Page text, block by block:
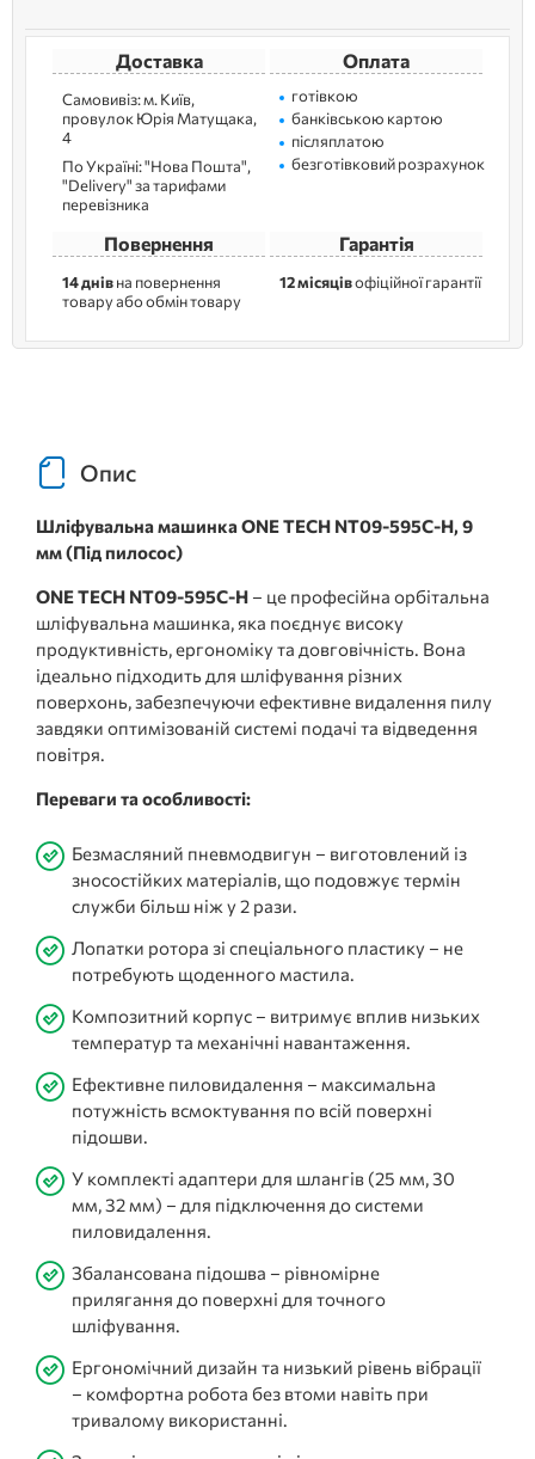
Доставка
Самовивіз: м. Kиїв,
провулок Юрія Матущака,
4
По Україні: "Нова Пошта",
"Delivery" за тарифами
перевізника
Оплата
готівкою
банківською картою
післяплатою
безготівковий розрахунок
Повернення
14 днівна повернення
товару або обмін товару
Гарантія
12 місяцівофіційної гарантії
Опис
Шліфувальна машинка ONE TECH NT09-595C-H, 9
мм (Під пилосос)
ONE TECH NT09-595C-H – це професійна орбітальна
шліфувальна машинка, яка поєднує високу
продуктивність, ергономіку та довговічність. Вона
ідеально підходить для шліфування різних
поверхонь, забезпечуючи ефективне видалення пилу
завдяки оптимізованій системі подачі та відведення
повітря.
Переваги та особливості:
Безмасляний пневмодвигун – виготовлений із
зносостійких матеріалів, що подовжує термін
служби більш ніж у 2 рази.
Лопатки ротора зі спеціального пластику – не
потребують щоденного мастила.
Композитний корпус – витримує вплив низьких
температур та механічні навантаження.
Ефективне пиловидалення – максимальна
потужність всмоктування по всій поверхні
підошви.
У комплекті адаптери для шлангів (25 мм, 30
мм, 32 мм) – для підключення до системи
пиловидалення.
Збалансована підошва – рівномірне
прилягання до поверхні для точного
шліфування.
Ергономічний дизайн та низький рівень вібрації
– комфортна робота без втоми навіть при
тривалому використанні.